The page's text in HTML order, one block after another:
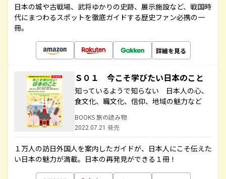
日本の城や古戦場、武将ゆかりの史跡、展示施設など、戦国時
代にまつわるスポットを徹底ガイドする歴史ファン必携の一
冊。
詳細を見る
Ｓ０１ 今こそ学びたい日本のこと
知っているようで知らない 日本人の心、
食文化、職文化、信仰、地域の魅力など
BOOKS 旅の読み物
2022.07.21 発売
１万人の訪日外国人を案内したガイドが、日本人にこそ伝えた
い日本の魅力が満載。日本の再発見ができる１冊！